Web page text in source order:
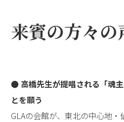
来賓の方々の
● 高橋先生が提唱される「魂
とを願う
GLAの会館が、東北の中心地